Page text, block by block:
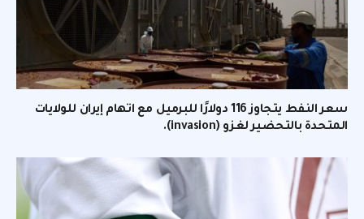
سعر النفط يتجاوز 116 دولارًا للبرميل مع اتهام إيران للولايات
المتحدة بالتحضير لغزو (invasion).